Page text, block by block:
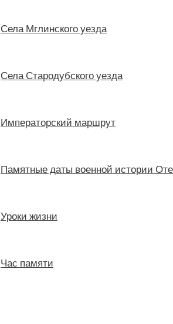
Села Мглинского уезда
Села Стародубского уезда
Императорский маршрут
Памятные даты военной истории
Уроки жизни
Час памяти